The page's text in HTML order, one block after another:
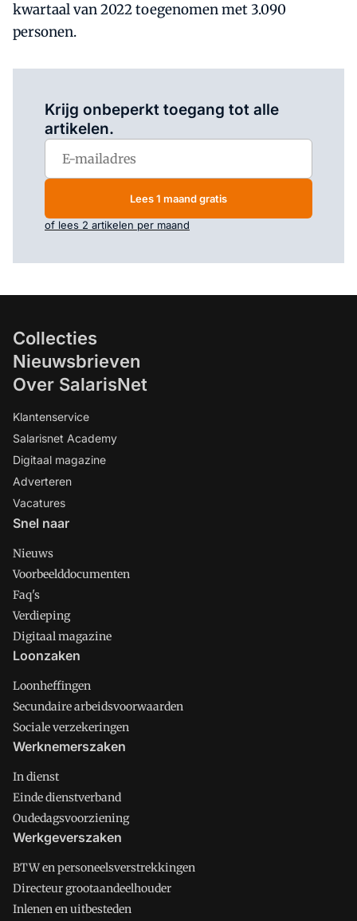
kwartaal van 2022 toegenomen met 3.090
personen.
Krijg onbeperkt toegang tot alle
artikelen.
Lees 1 maand gratis
of lees 2 artikelen per maand
Collecties
Nieuwsbrieven
Over SalarisNet
Klantenservice
Salarisnet Academy
Digitaal magazine
Adverteren
Vacatures
Snel naar
Nieuws
Voorbeelddocumenten
Faq's
Verdieping
Digitaal magazine
Loonzaken
Loonheffingen
Secundaire arbeidsvoorwaarden
Sociale verzekeringen
Werknemerszaken
In dienst
Einde dienstverband
Oudedagsvoorziening
Werkgeverszaken
BTW en personeelsverstrekkingen
Directeur grootaandeelhouder
Inlenen en uitbesteden